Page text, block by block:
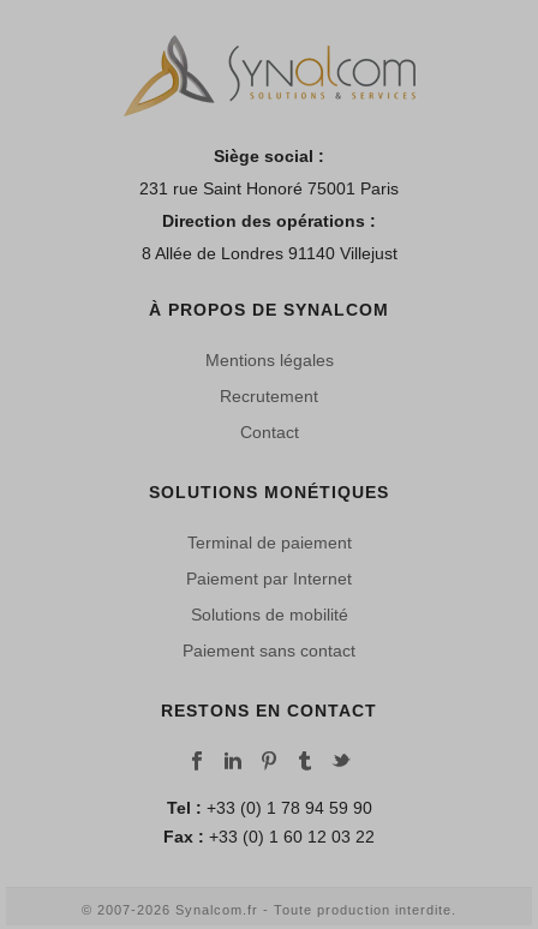
Siège social :
231 rue Saint Honoré 75001 Paris
Direction des opérations :
8 Allée de Londres 91140 Villejust
À PROPOS DE SYNALCOM
Mentions légales
Recrutement
Contact
SOLUTIONS MONÉTIQUES
Terminal de paiement
Paiement par Internet
Solutions de mobilité
Paiement sans contact
RESTONS EN CONTACT
Tel : +33 (0) 1 78 94 59 90
Fax : +33 (0) 1 60 12 03 22
© 2007-2026 Synalcom.fr - Toute production interdite.